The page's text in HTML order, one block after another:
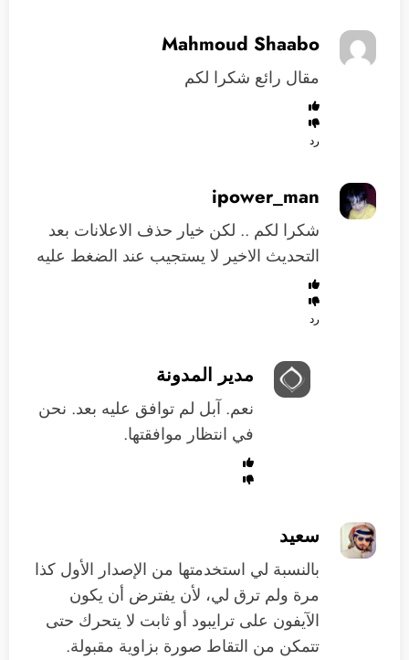
Mahmoud Shaabo
مقال رائع شكرا لكم
رد
ipower_man
شكرا لكم .. لكن خيار حذف الاعلانات بعد
التحديث الاخير لا يستجيب عند الضغط عليه
رد
مدير المدونة
نعم. آبل لم توافق عليه بعد. نحن
في انتظار موافقتها.
سعيد
بالنسبة لي استخدمتها من الإصدار الأول كذا
مرة ولم ترق لي، لأن يفترض أن يكون
الآيفون على ترايبود أو ثابت لا يتحرك حتى
تتمكن من التقاط صورة بزاوية مقبولة.